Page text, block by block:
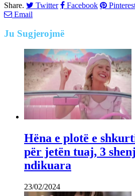
Share.
Twitter Facebook
Email
Ju Sugjerojmë
Hëna e plotë e
për jetën tuaj, 3
ndikuara
23/02/2024